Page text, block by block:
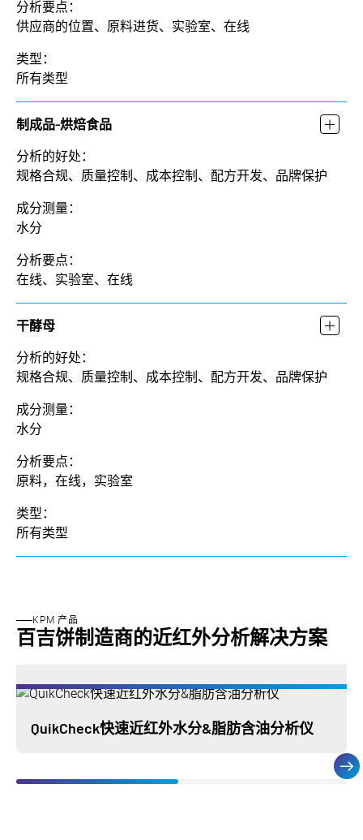
分析要点：
供应商的位置、原料进货、实验室、在线
类型：
所有类型
制成品-烘焙食品
分析的好处：
规格合规、质量控制、成本控制、配方开发、品牌保护
成分测量：
水分
分析要点：
在线、实验室、在线
干酵母
分析的好处：
规格合规、质量控制、成本控制、配方开发、品牌保护
成分测量：
水分
分析要点：
原料，在线，实验室
类型：
所有类型
KPM 产品
百吉饼制造商的近红外分析解决方案
QuikCheck快速近红外水分&脂肪含油分析仪